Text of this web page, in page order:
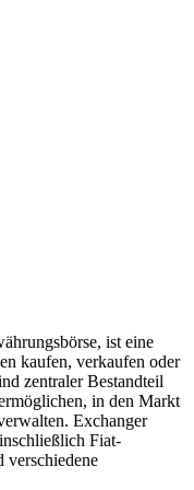
ist eine
kaufen, verkaufen oder
zentraler Bestandteil
in den Markt
Exchanger
Fiat-